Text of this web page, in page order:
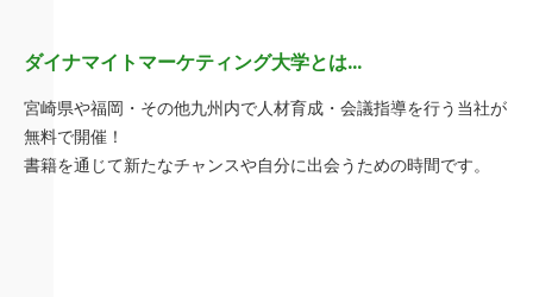
ダイナマイトマーケティング大学とは…
宮崎県や福岡・その他九州内で人材育成・会議指導を行う当社が
無料で開催！
書籍を通じて新たなチャンスや自分に出会うための時間です。